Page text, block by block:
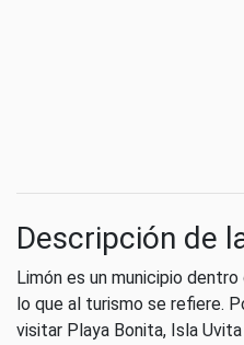
Descripción de
Limón es un municipio
lo que al turismo se refiere.
visitar Playa Bonita, Isla